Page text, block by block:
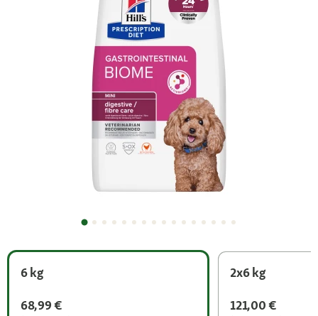
6 kg
68,99 €
2x6 kg
121,00 €